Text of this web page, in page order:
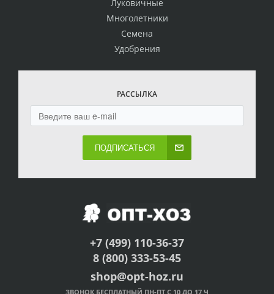
Луковичные
Многолетники
Семена
Удобрения
РАССЫЛКА
ПОДПИСАТЬСЯ
+7 (499) 110-36-37
8 (800) 333-53-45
shop@opt-hoz.ru
ЗВОНОК БЕСПЛАТНЫЙ ПН-ПТ С 10 ДО 17 Ч